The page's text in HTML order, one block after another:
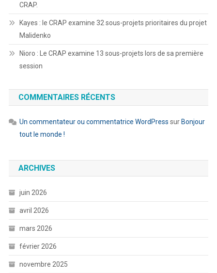
CRAP.
Kayes : le CRAP examine 32 sous-projets prioritaires du projet
Malidenko
Nioro : Le CRAP examine 13 sous-projets lors de sa première
session
COMMENTAIRES RÉCENTS
Un commentateur ou commentatrice WordPress sur Bonjour
tout le monde !
ARCHIVES
juin 2026
avril 2026
mars 2026
février 2026
novembre 2025